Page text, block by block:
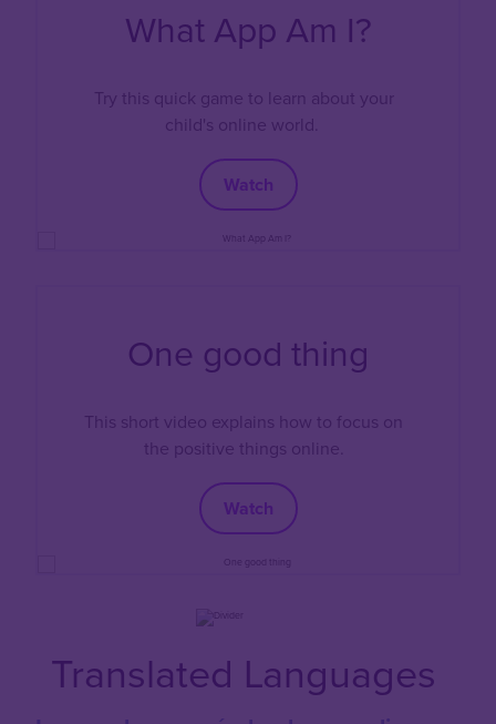
What App Am I?
Try this quick game to learn about your
child's online world.
Watch
One good thing
This short video explains how to focus on
the positive things online.
Watch
Translated Languages